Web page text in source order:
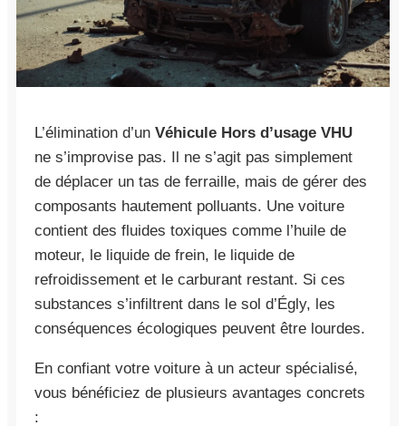
L’élimination d’un Véhicule Hors d’usage VHU
ne s’improvise pas. Il ne s’agit pas simplement
de déplacer un tas de ferraille, mais de gérer des
composants hautement polluants. Une voiture
contient des fluides toxiques comme l’huile de
moteur, le liquide de frein, le liquide de
refroidissement et le carburant restant. Si ces
substances s’infiltrent dans le sol d’Égly, les
conséquences écologiques peuvent être lourdes.
En confiant votre voiture à un acteur spécialisé,
vous bénéficiez de plusieurs avantages concrets
: